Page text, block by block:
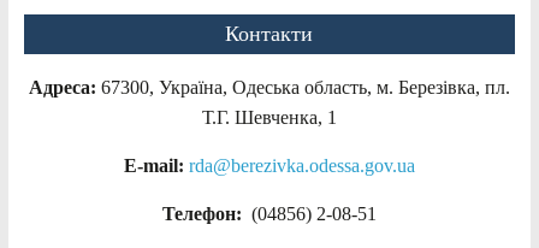
Контакти
Адреса: 67300, Україна, Одеська область, м. Березівка, пл.
Т.Г. Шевченка, 1
E-mail: rda@berezivka.odessa.gov.ua
Телефон: (04856) 2-08-51